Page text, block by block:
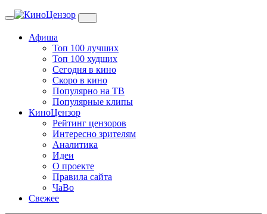
Toggle
Афиша
Топ 100 лучших
Топ 100 худших
Сегодня в кино
Скоро в кино
Популярно на ТВ
Популярные клипы
КиноЦензор
Рейтинг цензоров
Интересно зрителям
Аналитика
Идеи
О проекте
Правила сайта
ЧаВо
Свежее